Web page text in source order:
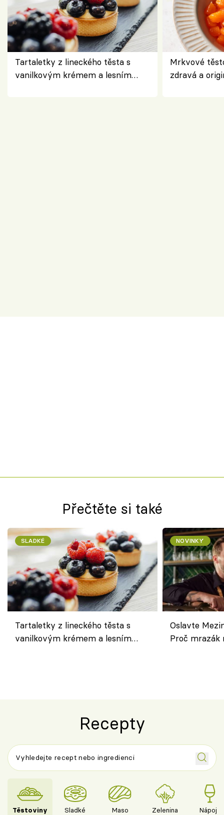
Tartaletky z lineckého těsta s
vanilkovým krémem a lesním
Mrkvové
zdravá a
Přečtěte si také
SLADKÉ
Tartaletky z lineckého těsta s
vanilkovým krémem a lesním
NOVINKY
Oslavte
Proč
Recepty
Těstoviny Sladké Maso Zelenina Nápoje